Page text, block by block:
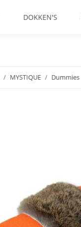
DOKKEN'S
MYSTIQUE Dummies